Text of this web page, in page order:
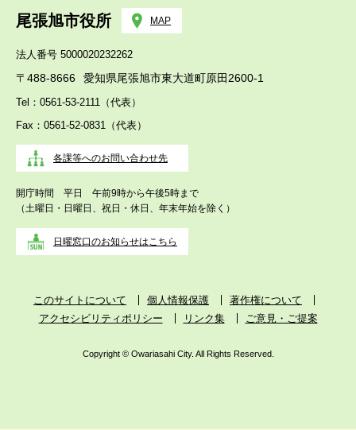
尾張旭市役所 MAP
法人番号 5000020232262
〒488-8666 愛知県尾張旭市東大道町原田2600-1
Tel：0561-53-2111（代表）
Fax：0561-52-0831（代表）
各課等へのお問い合わせ先
開庁時間 平日 午前9時から午後5時まで
（土曜日・日曜日、祝日・休日、年末年始を除く）
日曜窓口のお知らせはこちら
このサイトについて 個人情報保護
著作権について
アクセシビリティポリシー
リンク集 ご意見・ご提案
Copyright © Owariasahi City. All Rights Reserved.